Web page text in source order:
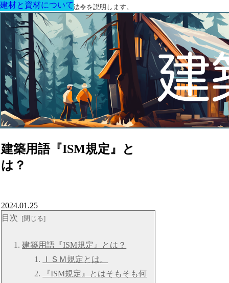
建築に関する用語と関連法令を説明します。
建築用語『ISM規定』と
は？
建材と資材について
2024.01.25
目次
建築用語『ISM規定』とは？
ＩＳＭ規定とは。
『ISM規定』とはそもそも何
建材と資材について
建材と資材について
建材と資材について
建材と資材について
建材と資材について
建材と資材について